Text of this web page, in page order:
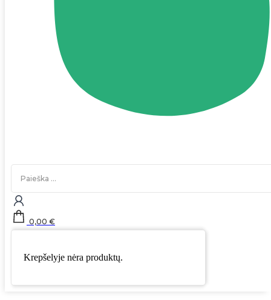
Search
0,00 €
Krepšelyje nėra produktų.